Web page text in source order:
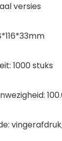
versies
1000 stuks